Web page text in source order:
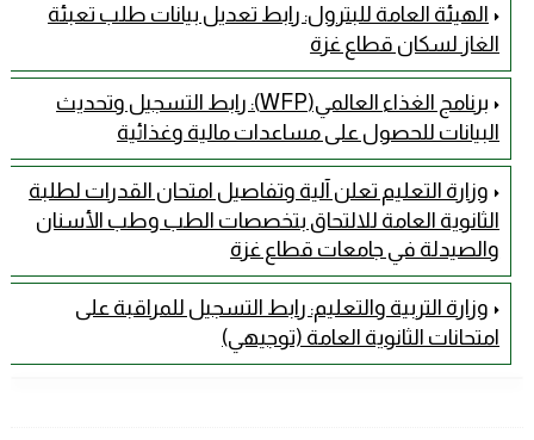
الهيئة العامة للبترول: رابط تعديل بيانات طلب تعبئة
الغاز لسكان قطاع غزة
برنامج الغذاء العالمي(WFP): رابط التسجيل وتحديث
البيانات للحصول على مساعدات مالية وغذائية
وزارة التعليم تعلن آلية وتفاصيل امتحان القدرات لطلبة
الثانوية العامة للالتحاق بتخصصات الطب وطب الأسنان
والصيدلة في جامعات قطاع غزة
وزارة التربية والتعليم: رابط التسجيل للمراقبة على
امتحانات الثانوية العامة (توجيهي)